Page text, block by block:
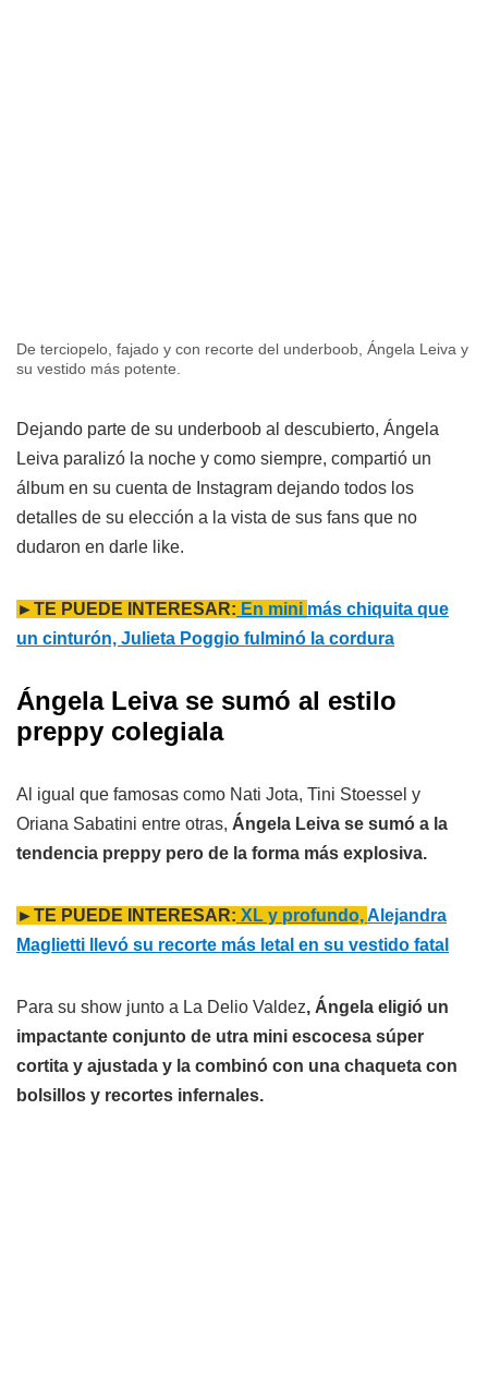
De terciopelo, fajado y con recorte del underboob, Ángela Leiva y
su vestido más potente.
Dejando parte de su underboob al descubierto, Ángela
Leiva paralizó la noche y como siempre, compartió un
álbum en su cuenta de Instagram dejando todos los
detalles de su elección a la vista de sus fans que no
dudaron en darle like.
►TE PUEDE INTERESAR: En mini más chiquita que
un cinturón, Julieta Poggio fulminó la cordura
Ángela Leiva se sumó al estilo
preppy colegiala
Al igual que famosas como Nati Jota, Tini Stoessel y
Oriana Sabatini entre otras, Ángela Leiva se sumó a la
tendencia preppy pero de la forma más explosiva.
►TE PUEDE INTERESAR: XL y profundo,Alejandra
Maglietti llevó su recorte más letal en su vestido fatal
Para su show junto a La Delio Valdez, Ángela eligió un
impactante conjunto de utra mini escocesa súper
cortita y ajustada y la combinó con una chaqueta con
bolsillos y recortes infernales.